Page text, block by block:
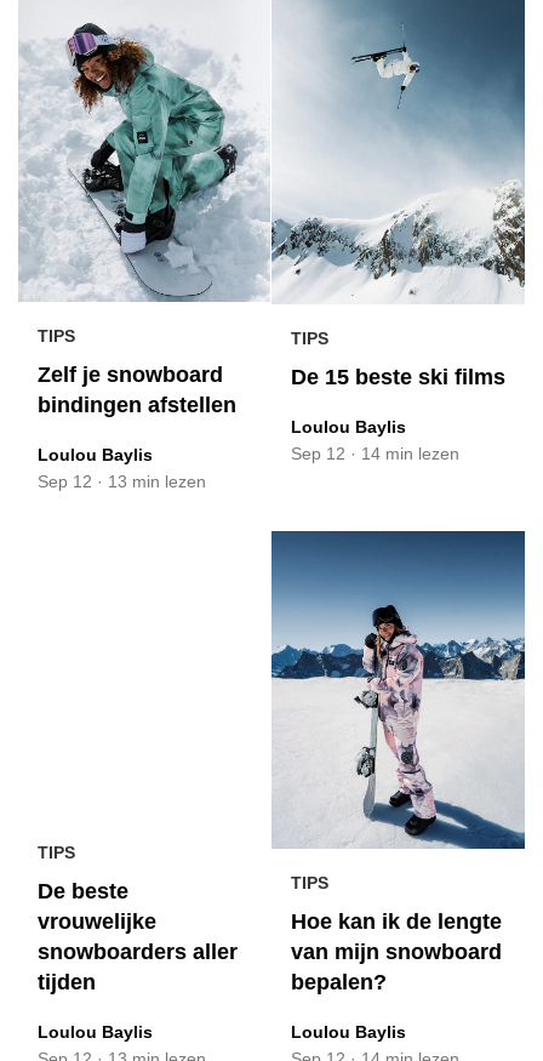
TIPS
Zelf je snowboard
bindingen afstellen
Loulou Baylis
Sep 12 · 13 min lezen
TIPS
De 15 beste ski films
Loulou Baylis
Sep 12 · 14 min lezen
TIPS
De beste
vrouwelijke
snowboarders aller
tijden
Loulou Baylis
TIPS
Hoe kan ik de lengte
van mijn snowboard
bepalen?
Loulou Baylis